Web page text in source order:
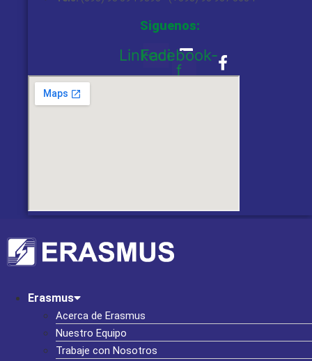
Siguenos:
Linkedin
Facebook-
f
Erasmus
Acerca de Erasmus
Nuestro Equipo
Trabaje con Nosotros